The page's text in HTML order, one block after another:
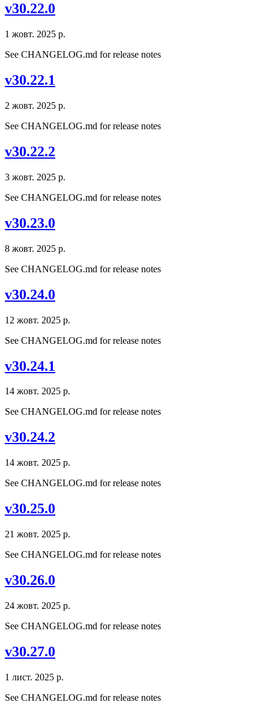
v30.22.0
1 жовт. 2025 р.
See CHANGELOG.md for release notes
v30.22.1
2 жовт. 2025 р.
See CHANGELOG.md for release notes
v30.22.2
3 жовт. 2025 р.
See CHANGELOG.md for release notes
v30.23.0
8 жовт. 2025 р.
See CHANGELOG.md for release notes
v30.24.0
12 жовт. 2025 р.
See CHANGELOG.md for release notes
v30.24.1
14 жовт. 2025 р.
See CHANGELOG.md for release notes
v30.24.2
14 жовт. 2025 р.
See CHANGELOG.md for release notes
v30.25.0
21 жовт. 2025 р.
See CHANGELOG.md for release notes
v30.26.0
24 жовт. 2025 р.
See CHANGELOG.md for release notes
v30.27.0
1 лист. 2025 р.
See CHANGELOG.md for release notes